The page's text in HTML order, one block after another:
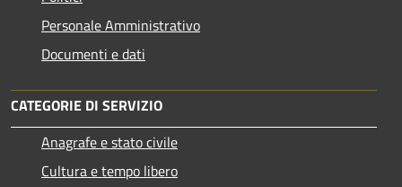
Personale Amministrativo
Documenti e dati
CATEGORIE DI SERVIZIO
Anagrafe e stato civile
Cultura e tempo libero